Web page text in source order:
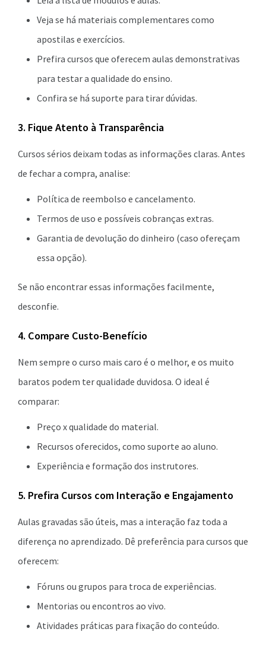
Veja se há materiais complementares como
apostilas e exercícios.
Prefira cursos que oferecem aulas demonstrativas
para testar a qualidade do ensino.
Confira se há suporte para tirar dúvidas.
3. Fique Atento à Transparência
Cursos sérios deixam todas as informações claras. Antes
de fechar a compra, analise:
Política de reembolso e cancelamento.
Termos de uso e possíveis cobranças extras.
Garantia de devolução do dinheiro (caso ofereçam
essa opção).
Se não encontrar essas informações facilmente,
desconfie.
4. Compare Custo-Benefício
Nem sempre o curso mais caro é o melhor, e os muito
baratos podem ter qualidade duvidosa. O ideal é
comparar:
Preço x qualidade do material.
Recursos oferecidos, como suporte ao aluno.
Experiência e formação dos instrutores.
5. Prefira Cursos com Interação e Engajamento
Aulas gravadas são úteis, mas a interação faz toda a
diferença no aprendizado. Dê preferência para cursos que
oferecem:
Fóruns ou grupos para troca de experiências.
Mentorias ou encontros ao vivo.
Atividades práticas para fixação do conteúdo.